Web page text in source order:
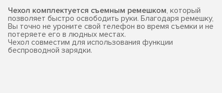
Чехол комплектуется съемным ремешком, который
позволяет быстро освободить руки. Благодаря ремешку,
Вы точно не уроните свой телефон во время съемки и не
потеряете его в людных местах.
Чехол совместим для использования функции
беспроводной зарядки.